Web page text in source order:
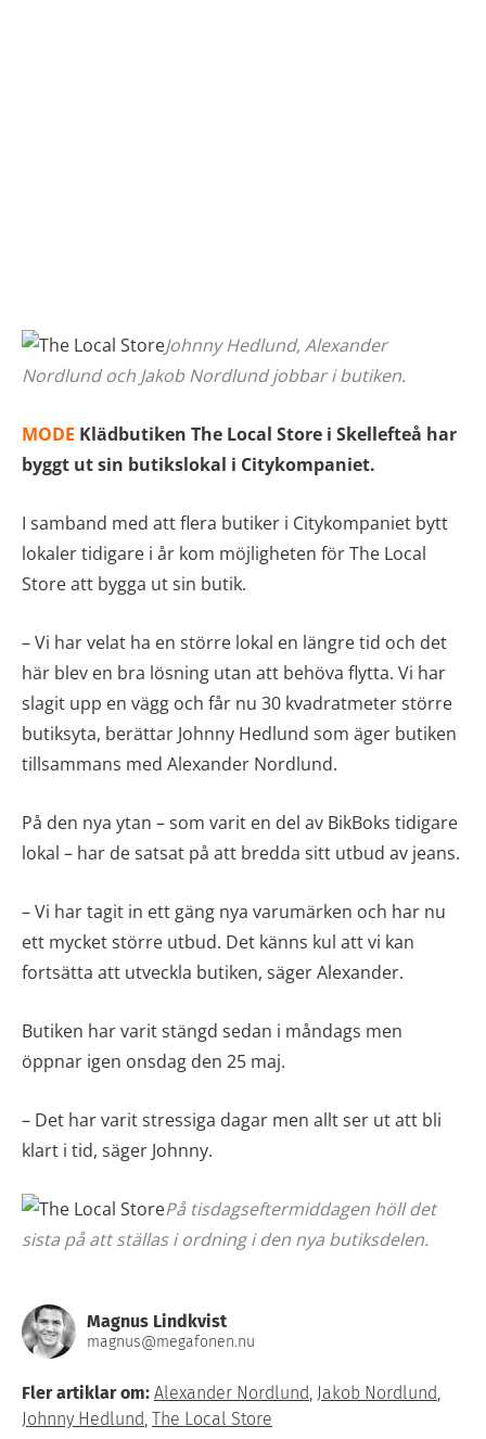
Johnny Hedlund, Alexander
Nordlund och Jakob Nordlund jobbar i butiken.
MODE Klädbutiken The Local Store i Skellefteå har
byggt ut sin butikslokal i Citykompaniet.
I samband med att flera butiker i Citykompaniet bytt
lokaler tidigare i år kom möjligheten för The Local
Store att bygga ut sin butik.
– Vi har velat ha en större lokal en längre tid och det
här blev en bra lösning utan att behöva flytta. Vi har
slagit upp en vägg och får nu 30 kvadratmeter större
butiksyta, berättar Johnny Hedlund som äger butiken
tillsammans med Alexander Nordlund.
På den nya ytan – som varit en del av BikBoks tidigare
lokal – har de satsat på att bredda sitt utbud av jeans.
– Vi har tagit in ett gäng nya varumärken och har nu
ett mycket större utbud. Det känns kul att vi kan
fortsätta att utveckla butiken, säger Alexander.
Butiken har varit stängd sedan i måndags men
öppnar igen onsdag den 25 maj.
– Det har varit stressiga dagar men allt ser ut att bli
klart i tid, säger Johnny.
På tisdagseftermiddagen höll det
sista på att ställas i ordning i den nya butiksdelen.
Magnus Lindkvist
magnus@megafonen.nu
Fler artiklar om: Alexander Nordlund, Jakob Nordlund,
Johnny Hedlund, The Local Store